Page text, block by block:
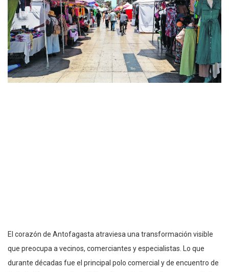
El corazón de Antofagasta atraviesa una transformación visible
que preocupa a vecinos, comerciantes y especialistas. Lo que
durante décadas fue el principal polo comercial y de encuentro de